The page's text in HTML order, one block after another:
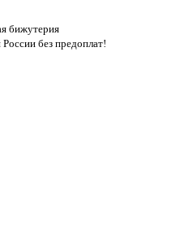
бижутерия
России без предоплат!